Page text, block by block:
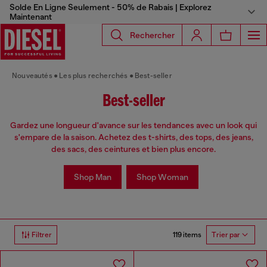
Solde En Ligne Seulement - 50% de Rabais | Explorez
Maintenant
Rechercher
Nouveautés Les plus recherchés Best-seller
Best-seller
Gardez une longueur d'avance sur les tendances avec un look qui
s'empare de la saison. Achetez des t-shirts, des tops, des jeans,
des sacs, des ceintures et bien plus encore.
Shop Man Shop Woman
Filtrer 119 items Trier par